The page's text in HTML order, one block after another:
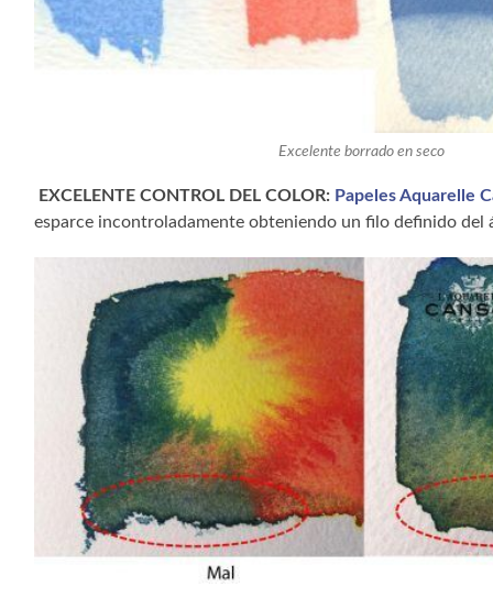
Excelente borrado en seco
EXCELENTE CONTROL DEL COLOR: Papeles Aquarelle
esparce incontroladamente obteniendo un filo definido del